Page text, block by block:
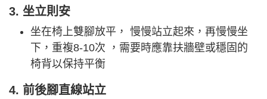
3. 坐立則安
坐在椅上雙腳放平， 慢慢站立起來，再慢慢坐
下，重複8-10次 ，需要時應靠扶牆壁或穩固的
椅背以保持平衡
4. 前後腳直線站立